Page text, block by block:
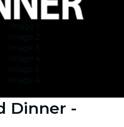
Image 1
Image 2
Image 3
Image 4
Image 5
Image 6
Dinner -